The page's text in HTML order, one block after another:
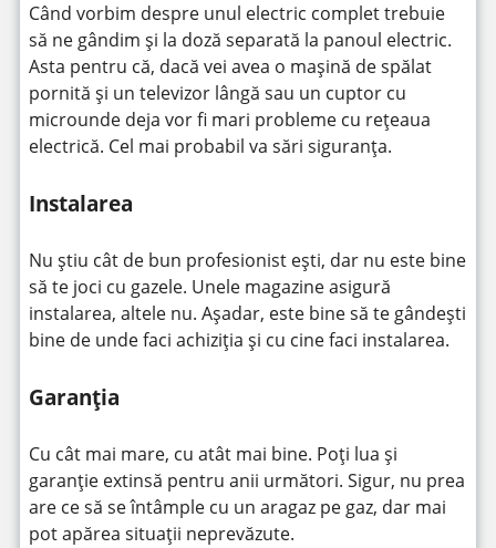
Când vorbim despre unul electric complet trebuie
să ne gândim și la doză separată la panoul electric.
Asta pentru că, dacă vei avea o mașină de spălat
pornită și un televizor lângă sau un cuptor cu
microunde deja vor fi mari probleme cu rețeaua
electrică. Cel mai probabil va sări siguranța.
Instalarea
Nu știu cât de bun profesionist ești, dar nu este bine
să te joci cu gazele. Unele magazine asigură
instalarea, altele nu. Așadar, este bine să te gândești
bine de unde faci achiziția și cu cine faci instalarea.
Garanția
Cu cât mai mare, cu atât mai bine. Poți lua și
garanție extinsă pentru anii următori. Sigur, nu prea
are ce să se întâmple cu un aragaz pe gaz, dar mai
pot apărea situații neprevăzute.